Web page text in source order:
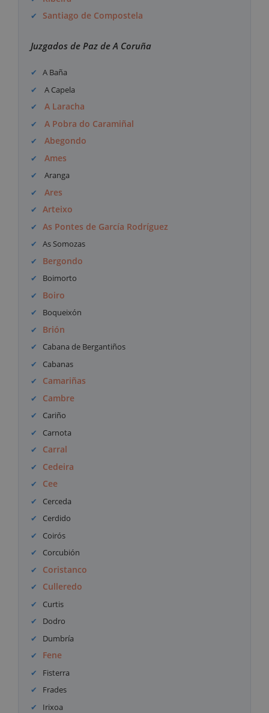
Santiago de Compostela
Juzgados de Paz de A Coruña
A Baña
A Capela
A Laracha
A Pobra do Caramiñal
Abegondo
Ames
Aranga
Ares
Arteixo
As Pontes de García Rodríguez
As Somozas
Bergondo
Boimorto
Boiro
Boqueixón
Brión
Cabana de Bergantiños
Cabanas
Camariñas
Cambre
Cariño
Carnota
Carral
Cedeira
Cee
Cerceda
Cerdido
Coirós
Corcubión
Coristanco
Culleredo
Curtis
Dodro
Dumbría
Fene
Fisterra
Frades
Irixoa